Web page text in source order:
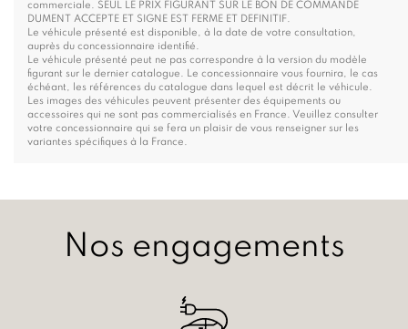
commerciale. SEUL LE PRIX FIGURANT SUR LE BON DE COMMANDE
DUMENT ACCEPTE ET SIGNE EST FERME ET DEFINITIF.
Le véhicule présenté est disponible, à la date de votre consultation,
auprès du concessionnaire identifié.
Le véhicule présenté peut ne pas correspondre à la version du modèle
figurant sur le dernier catalogue. Le concessionnaire vous fournira, le cas
échéant, les références du catalogue dans lequel est décrit le véhicule.
Les images des véhicules peuvent présenter des équipements ou
accessoires qui ne sont pas commercialisés en France. Veuillez consulter
votre concessionnaire qui se fera un plaisir de vous renseigner sur les
variantes spécifiques à la France.
Nos engagements